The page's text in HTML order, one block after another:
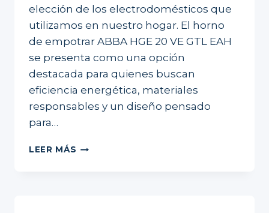
elección de los electrodomésticos que
utilizamos en nuestro hogar. El horno
de empotrar ABBA HGE 20 VE GTL EAH
se presenta como una opción
destacada para quienes buscan
eficiencia energética, materiales
responsables y un diseño pensado
para…
LEER MÁS COCINA